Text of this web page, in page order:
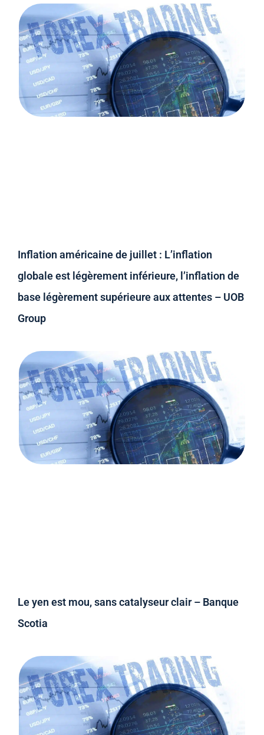
Inflation américaine de juillet : L’inflation
globale est légèrement inférieure, l’inflation de
base légèrement supérieure aux attentes – UOB
Group
Le yen est mou, sans catalyseur clair – Banque
Scotia